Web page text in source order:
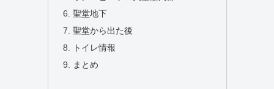
聖堂地下
聖堂から出た後
トイレ情報
まとめ